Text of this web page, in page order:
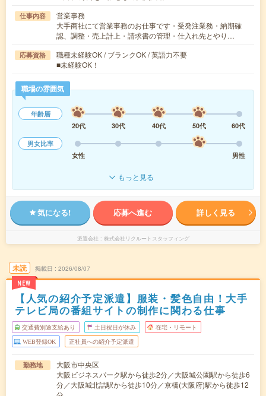
仕事内容
営業事務
大手商社にて営業事務のお仕事です・受発注業務・納期確
認、調整・売上計上・請求書の管理・仕入れ先とやり…
応募資格
職種未経験OK / ブランクOK / 英語力不要
■未経験OK！
職場の雰囲気
年齢層
20代
30代 40代 50代
60代
男女比率
女性
男性
もっと見る
気になる! 応募へ進む 詳しく見る
派遣会社 株式会社リクルートスタッフィング
未読
NEW
掲載日 2026/08/07
【人気の紹介予定派遣】服装・髪色自由！大手
テレビ局の番組サイトの制作に関わる仕事
交通費別途支給あり 土日祝日が休み 在宅・リモート
WEB登録OK 正社員への紹介予定派遣
勤務地
大阪市中央区
大阪ビジネスパーク駅から徒歩2分／大阪城公園駅から徒歩6
分／大阪城北詰駅から徒歩10分／京橋(大阪府)駅から徒歩12